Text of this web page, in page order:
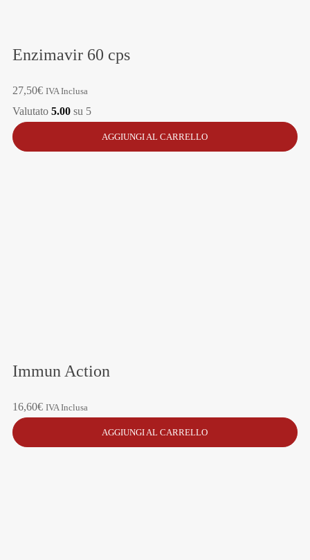
Enzimavir 60 cps
27,50€ IVA Inclusa
Valutato 5.00su 5
AGGIUNGI AL CARRELLO
Immun Action
16,60€ IVA Inclusa
AGGIUNGI AL CARRELLO